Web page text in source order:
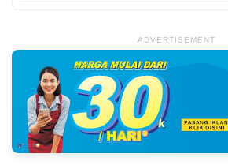
ADVERTISEMENT